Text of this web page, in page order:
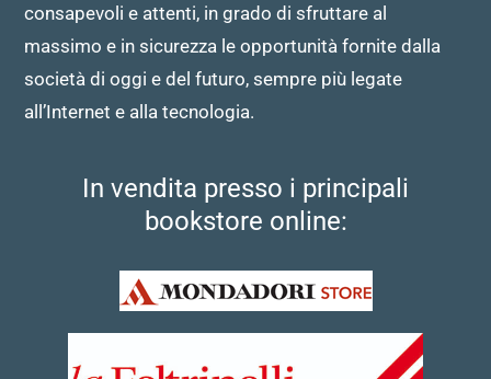
consapevoli e attenti, in grado di sfruttare al
massimo e in sicurezza le opportunità fornite dalla
società di oggi e del futuro, sempre più legate
all’Internet e alla tecnologia.
In vendita presso i principali
bookstore online: